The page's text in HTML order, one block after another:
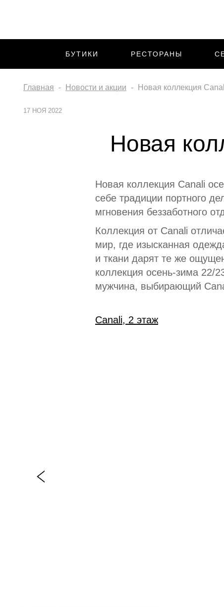
БУТИКИ РЕСТОРАНЫ
Главная Новости и акции Новая коллекция
17 НОЯ 2022
Новая
Новая коллекция Canali
себе традиции портного
мгновения беззаботного
Коллекция от Canali
мир, где изысканная
и ткани дарят те же
коллекция осень-зима 22/
мужчина, выбирающий
Canali, 2 этаж